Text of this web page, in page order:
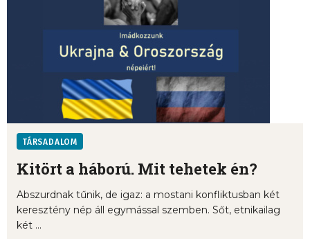
TÁRSADALOM
Kitört a háború. Mit tehetek én?
Abszurdnak tűnik, de igaz: a mostani konfliktusban két
keresztény nép áll egymással szemben. Sőt, etnikailag
két ...